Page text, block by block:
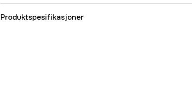
Produktspesifikasjoner